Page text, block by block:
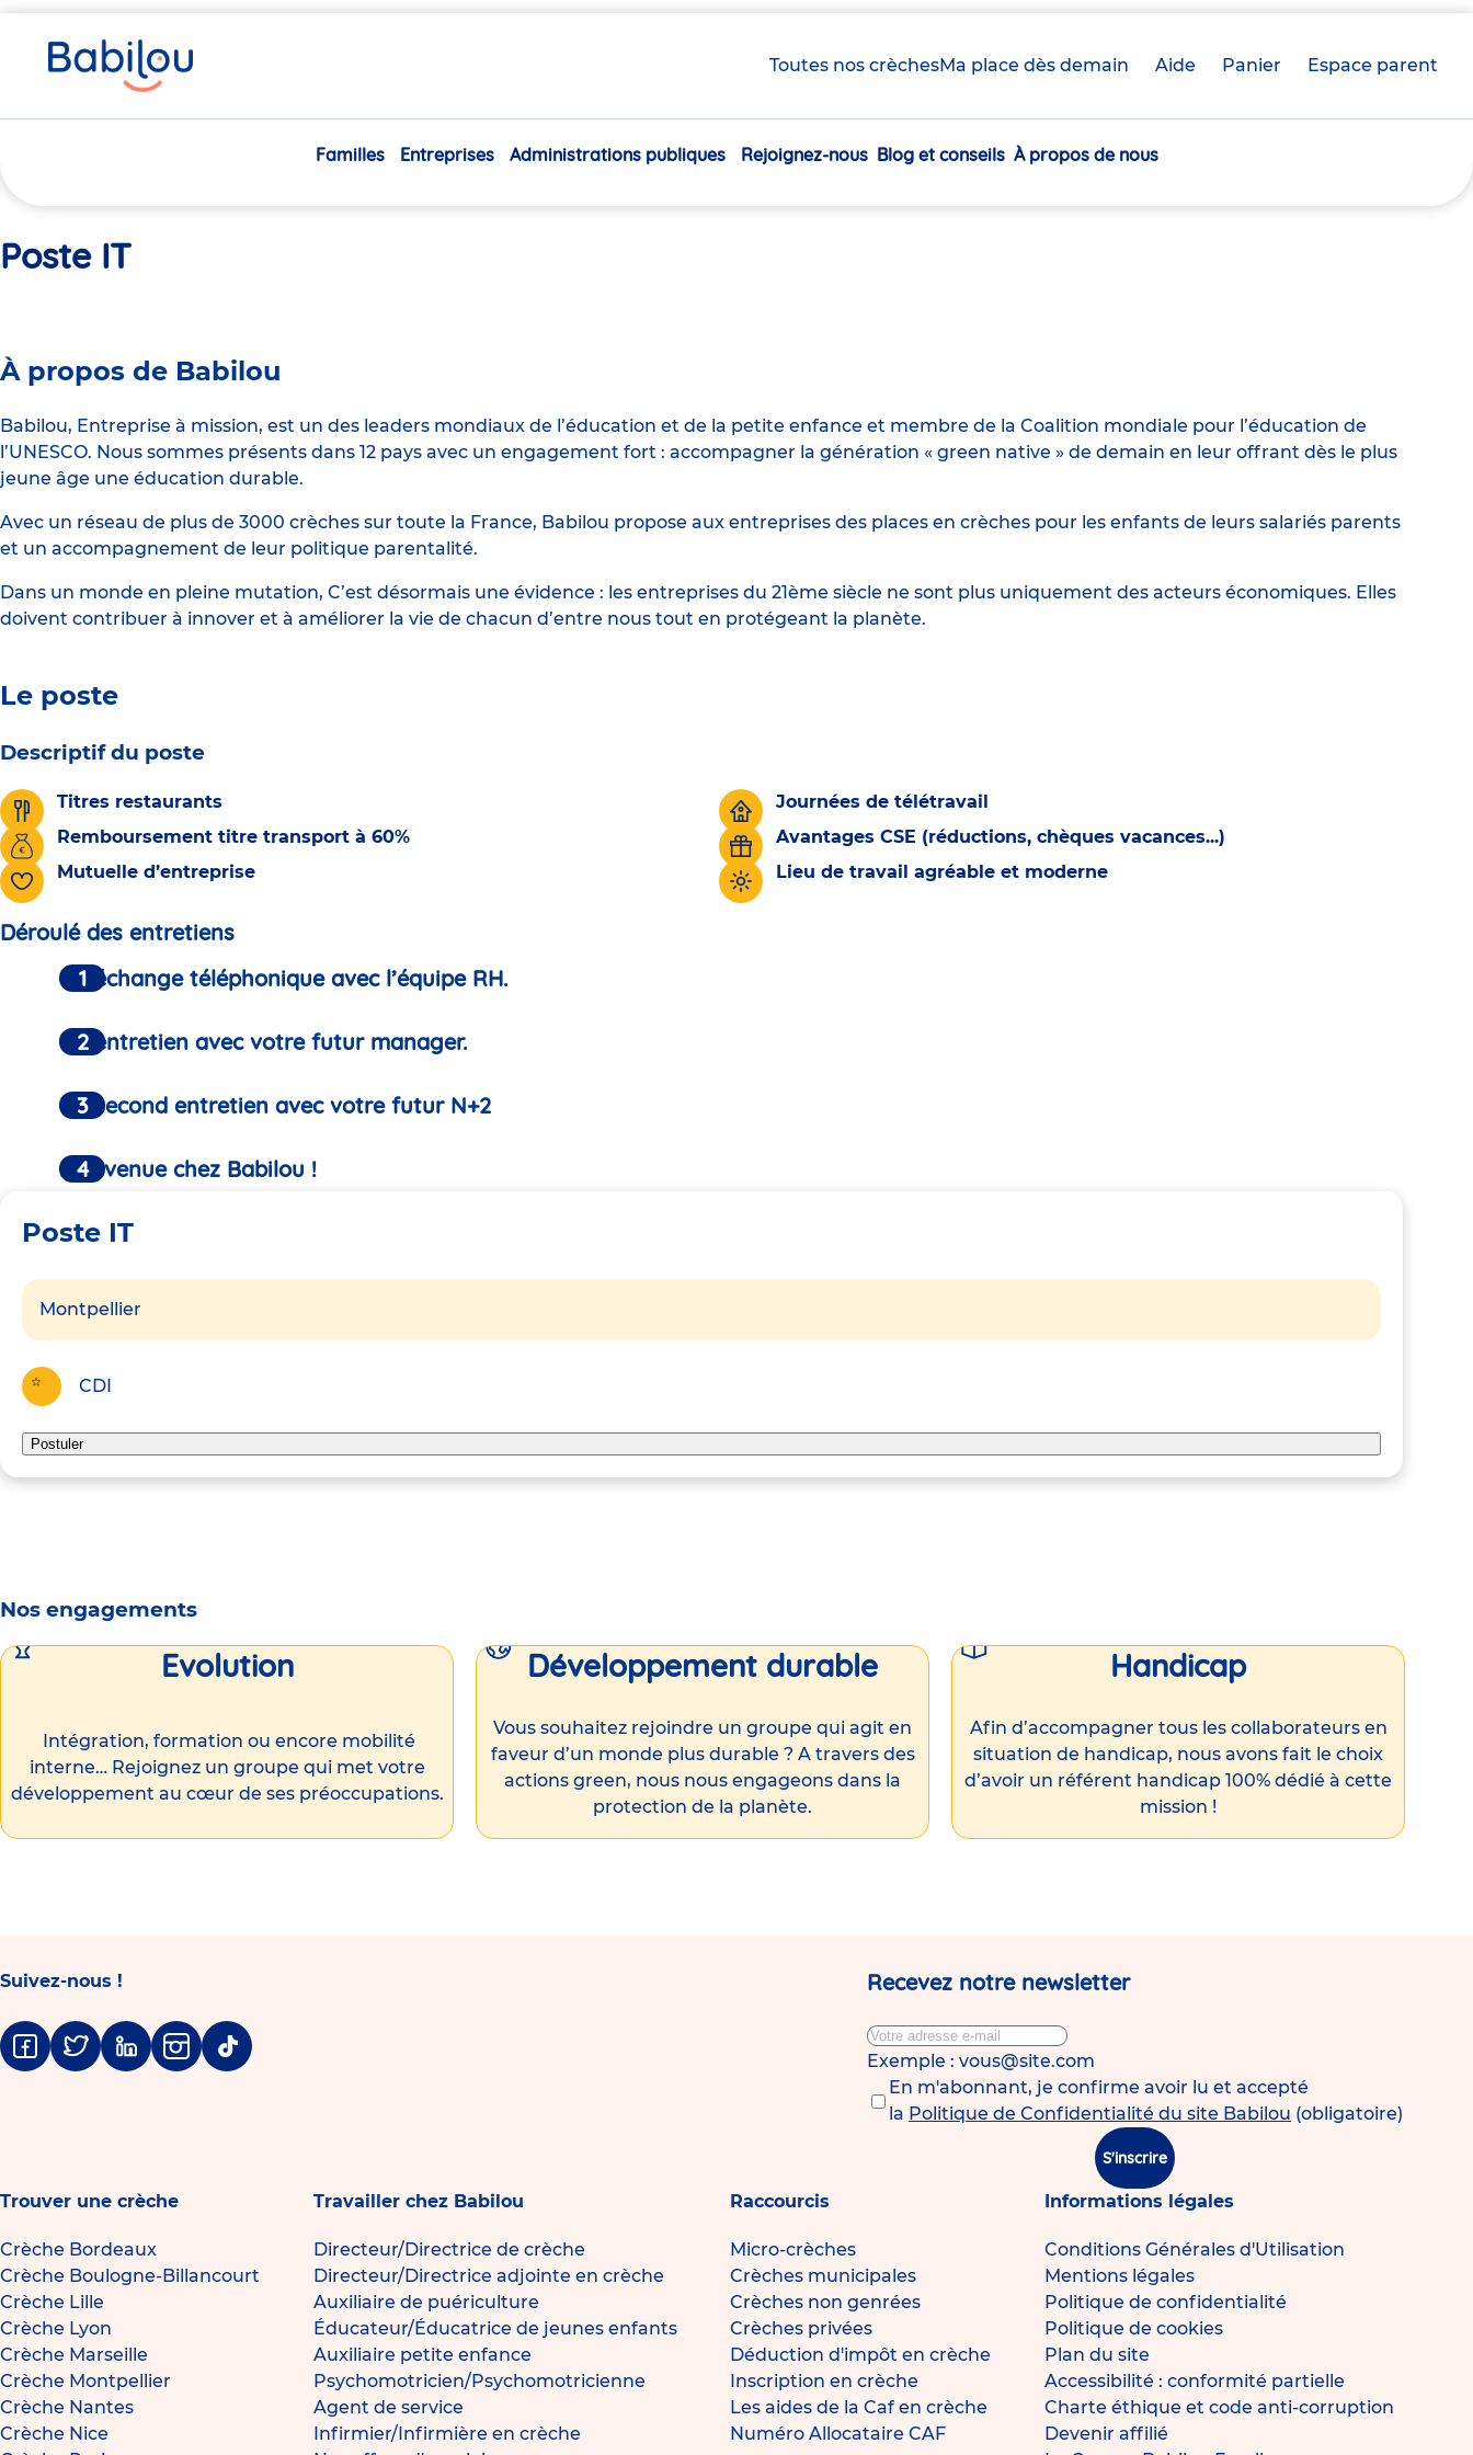
Toutes nos crèchesMa place dès demain Aide Panier crèche(s)
Espace parent
Navigation
Familles Entreprises Administrations publiques Rejoignez-nous Blog et conseils À propos de nous
êtes
ici
Poste IT
À propos de Babilou
Babilou, Entreprise à mission, est un des leaders mondiaux de l’éducation et de la petite enfance et membre de la Coalition mondiale pour l’éducation de
l’UNESCO. Nous sommes présents dans 12 pays avec un engagement fort : accompagner la génération « green native » de demain en leur offrant dès le plus
jeune âge une éducation durable.
Avec un réseau de plus de 3000 crèches sur toute la France, Babilou propose aux entreprises des places en crèches pour les enfants de leurs salariés parents
et un accompagnement de leur politique parentalité.
Dans un monde en pleine mutation, C’est désormais une évidence : les entreprises du 21ème siècle ne sont plus uniquement des acteurs économiques. Elles
doivent contribuer à innover et à améliorer la vie de chacun d’entre nous tout en protégeant la planète.
Le poste
Descriptif du poste
Titres restaurants
Journées de télétravail
Remboursement titre transport à 60%
Avantages CSE (réductions, chèques vacances...)
Mutuelle d’entreprise
Lieu de travail agréable et moderne
Déroulé des entretiens
Un échange téléphonique avec l’équipe RH.
Un entretien avec votre futur manager.
Un second entretien avec votre futur N+2
Bienvenue chez Babilou !
Poste IT
Montpellier
CDI
Postuler
Nos engagements
Evolution
Intégration, formation ou encore mobilité
interne… Rejoignez un groupe qui met votre
développement au cœur de ses préoccupations.
Développement durable
Vous souhaitez rejoindre un groupe qui agit en
faveur d’un monde plus durable ? A travers des
actions green, nous nous engageons dans la
protection de la planète.
Handicap
Afin d’accompagner tous les collaborateurs en
situation de handicap, nous avons fait le choix
d’avoir un référent handicap 100% dédié à cette
mission !
Suivez-nous !
Facebook
TwitterLinkedinInstagram
Tiktok
Recevez notre newsletter
Exemple : vous@site.com
En m'abonnant, je confirme avoir lu et accepté
la Politique de Confidentialité du site Babilou (obligatoire)
S'inscrire
Trouver une crèche
Crèche Bordeaux
Crèche Boulogne-Billancourt
Crèche Lille
Crèche Lyon
Crèche Marseille
Crèche Montpellier
Crèche Nantes
Crèche Nice
Travailler chez Babilou
Directeur/Directrice de crèche
Directeur/Directrice adjointe en crèche
Auxiliaire de puériculture
Éducateur/Éducatrice de jeunes enfants
Auxiliaire petite enfance
Psychomotricien/Psychomotricienne
Agent de service
Infirmier/Infirmière en crèche
Raccourcis
Micro-crèches
Crèches municipales
Crèches non genrées
Crèches privées
Déduction d'impôt en crèche
Inscription en crèche
Les aides de la Caf en crèche
Numéro Allocataire CAF
Informations légales
Conditions Générales d'Utilisation
Mentions légales
Politique de confidentialité
Politique de cookies
Plan du site
Accessibilité : conformité partielle
Charte éthique et code anti-corruption
Devenir affilié